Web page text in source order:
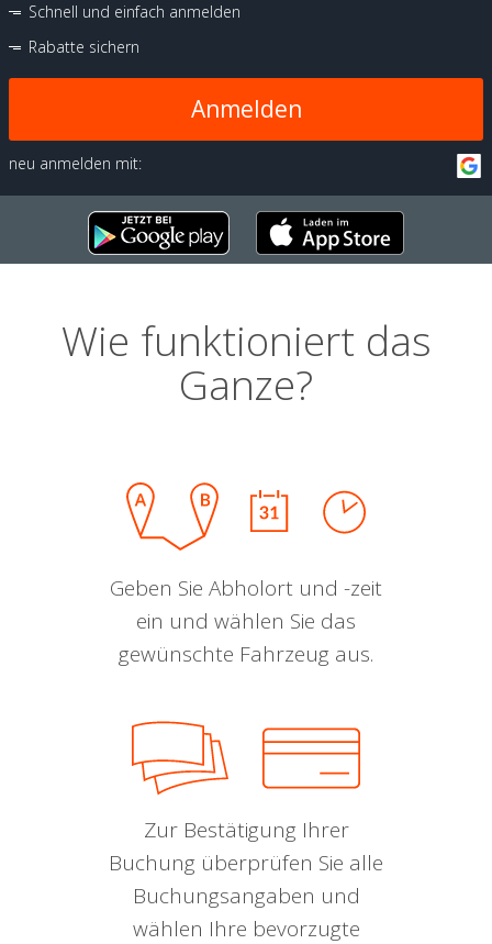
Schnell und einfach anmelden
Rabatte sichern
Anmelden
neu anmelden mit:
Wie funktioniert das
Ganze?
Geben Sie Abholort und -zeit
ein und wählen Sie das
gewünschte Fahrzeug aus.
Zur Bestätigung Ihrer
Buchung überprüfen Sie alle
Buchungsangaben und
wählen Ihre bevorzugte